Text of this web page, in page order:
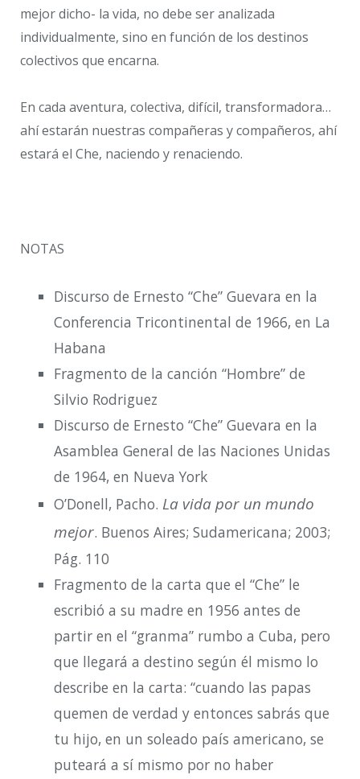
mejor dicho- la vida, no debe ser analizada
individualmente, sino en función de los destinos
colectivos que encarna.
En cada aventura, colectiva, difícil, transformadora…
ahí estarán nuestras compañeras y compañeros, ahí
estará el Che, naciendo y renaciendo.
NOTAS
Discurso de Ernesto “Che” Guevara en la
Conferencia Tricontinental de 1966, en La
Habana
Fragmento de la canción “Hombre” de
Silvio Rodriguez
Discurso de Ernesto “Che” Guevara en la
Asamblea General de las Naciones Unidas
de 1964, en Nueva York
O’Donell, Pacho. La vida por un mundo
mejor. Buenos Aires; Sudamericana; 2003;
Pág. 110
Fragmento de la carta que el “Che” le
escribió a su madre en 1956 antes de
partir en el “granma” rumbo a Cuba, pero
que llegará a destino según él mismo lo
describe en la carta: “cuando las papas
quemen de verdad y entonces sabrás que
tu hijo, en un soleado país americano, se
puteará a sí mismo por no haber